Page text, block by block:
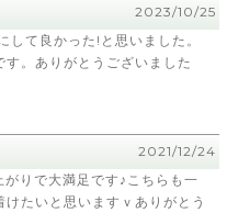
2023/10/25
して良かった!と思いました。
。ありがとうございました
2021/12/24
りで大満足です♪こちらも一
たいと思いますｖありがとう